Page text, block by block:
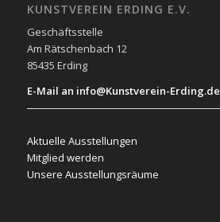
KUNSTVEREIN ERDING E.V.
Geschäftsstelle
Am Rätschenbach 12
85435 Erding
E-Mail an info@Kunstverein-Erding.de
Aktuelle Ausstellungen
Mitglied werden
Unsere Ausstellungsräume